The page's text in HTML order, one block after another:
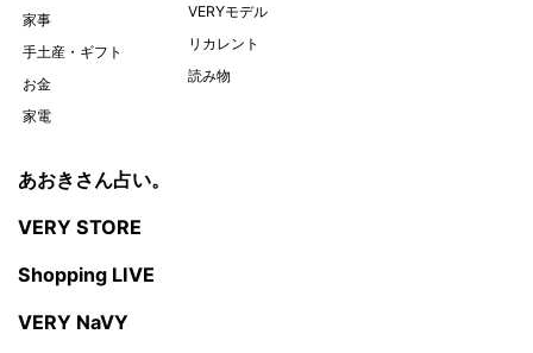
家事
手土産・ギフト
お金
家電
VERYモデル
リカレント
読み物
あおきさん占い。
VERY STORE
Shopping LIVE
VERY NaVY